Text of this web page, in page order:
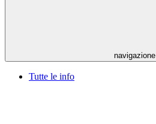
navigazione
Tutte le info